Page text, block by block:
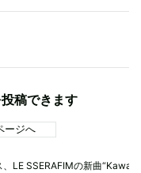
稿できます
ージへ
、LE SSERAFIMの新曲